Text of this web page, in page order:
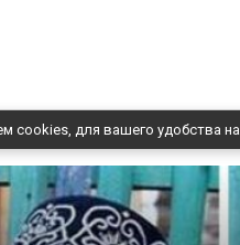
cookies, для вашего удобства